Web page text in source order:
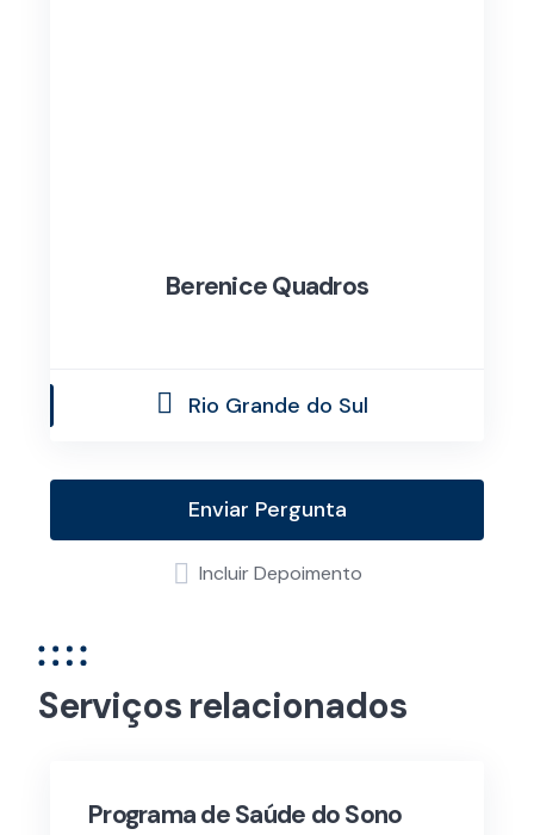
Berenice Quadros
Rio Grande do Sul
Enviar Pergunta
Incluir Depoimento
Serviços relacionados
Programa de Saúde do Sono